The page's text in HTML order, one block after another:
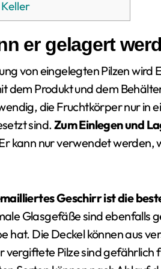
er gelagert
von eingelegten Pilzen wird
dem Produkt und dem
die Fruchtkörper nur in
sind.Zum Einlegen und
kann nur verwendet werden,
Geschirr ist die
Glasgefäße sind ebenfalls
hat. Die Deckel können aus
vergiftete Pilze sind gefährlich